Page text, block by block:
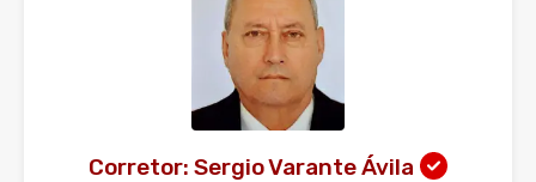
Corretor: Sergio Varante Ávila